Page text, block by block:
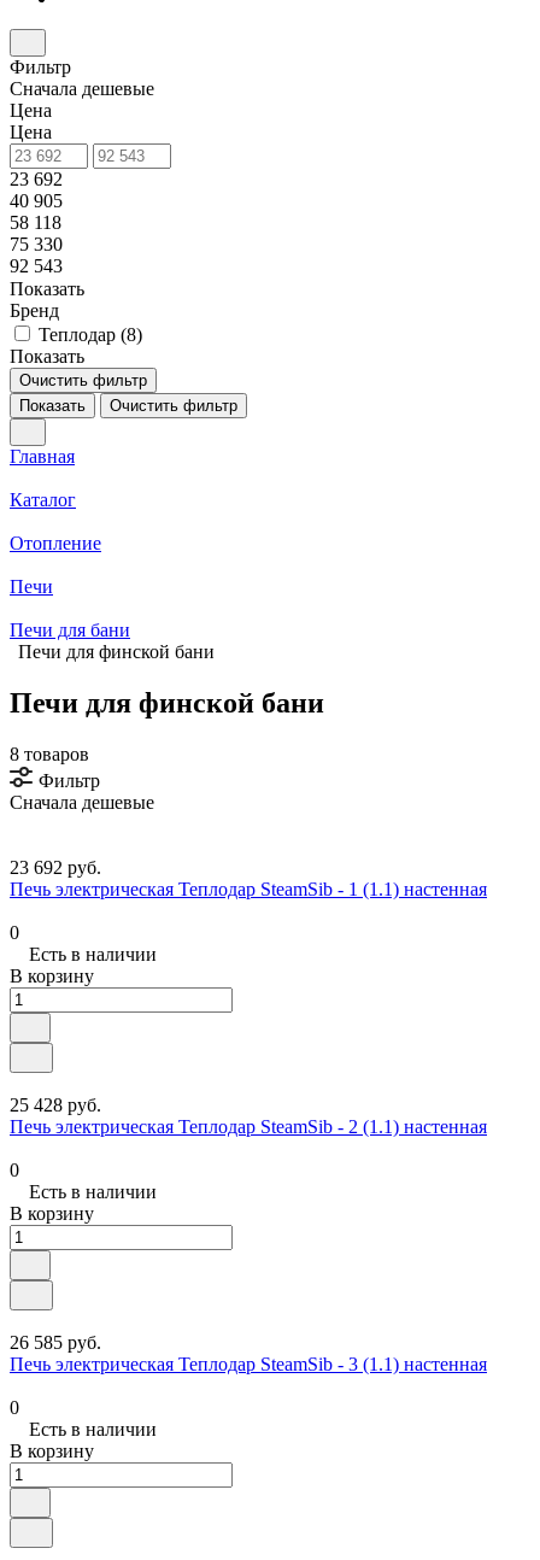
Фильтр
Сначала дешевые
Цена
Цена
23 692
40 905
58 118
75 330
92 543
Показать
Бренд
Теплодар (8)
Показать
Очистить фильтр
Показать
Очистить фильтр
Главная
Каталог
Отопление
Печи
Печи для бани
Печи для финской бани
Печи для финской бани
8 товаров
Фильтр
Сначала дешевые
23 692 руб.
Печь электрическая Теплодар SteamSib - 1 (1.1) настенная
0
Есть в наличии
В корзину
25 428 руб.
Печь электрическая Теплодар SteamSib - 2 (1.1) настенная
0
Есть в наличии
В корзину
26 585 руб.
Печь электрическая Теплодар SteamSib - 3 (1.1) настенная
0
Есть в наличии
В корзину